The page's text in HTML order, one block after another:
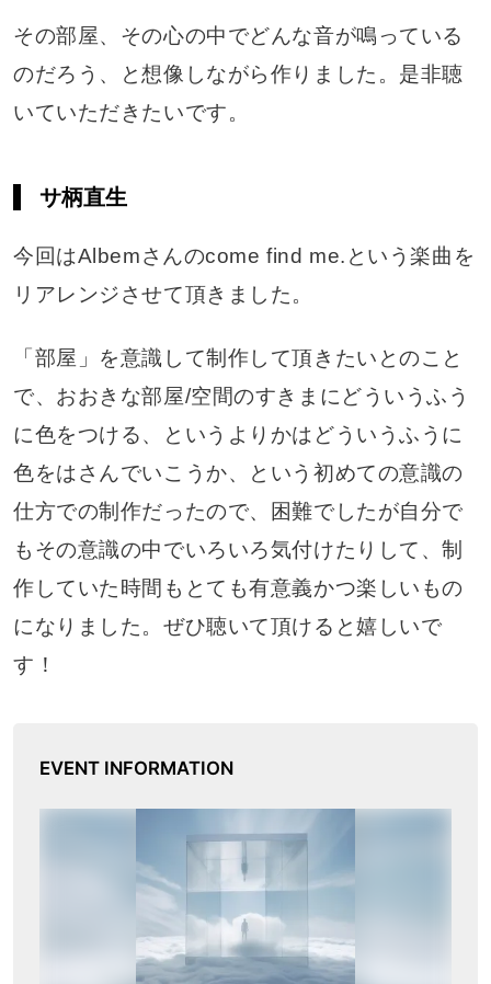
その部屋、その心の中でどんな音が鳴っている
のだろう、と想像しながら作りました。是非聴
いていただきたいです。
サ柄直生
今回はAlbemさんのcome find me.という楽曲を
リアレンジさせて頂きました。
「部屋」を意識して制作して頂きたいとのこと
で、おおきな部屋/空間のすきまにどういうふう
に色をつける、というよりかはどういうふうに
色をはさんでいこうか、という初めての意識の
仕方での制作だったので、困難でしたが自分で
もその意識の中でいろいろ気付けたりして、制
作していた時間もとても有意義かつ楽しいもの
になりました。ぜひ聴いて頂けると嬉しいで
す！
EVENT INFORMATION